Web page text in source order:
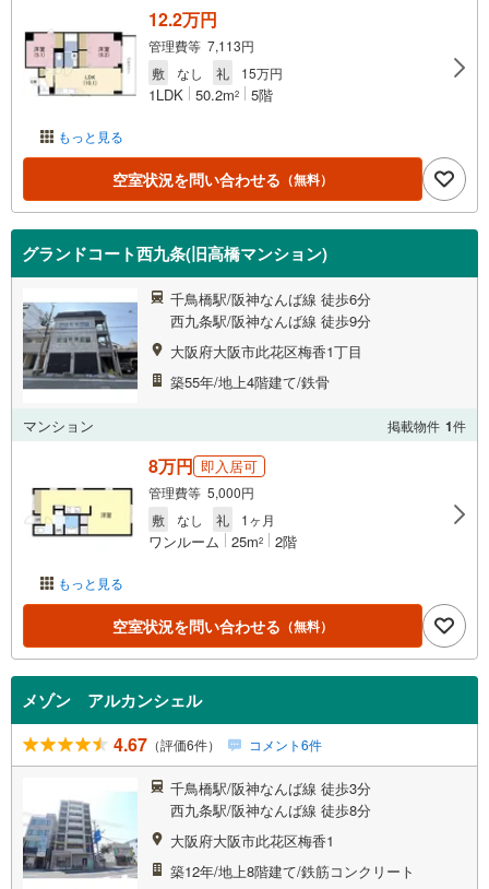
もっと見る
12.2万円
管理費等 7,113円
敷
なし 礼 15万円
1LDK 50.2m2 5階
空室状況を問い合わせる （無料）
グランドコート西九条(旧高橋マンション)
千鳥橋駅/阪神なんば線 徒歩6分
西九条駅/阪神なんば線 徒歩9分
大阪府大阪市此花区梅香1丁目
築55年/地上4階建て/鉄骨
マンション 掲載物件 1件
もっと見る
8万円 即入居可
管理費等 5,000円
敷
なし 礼 1ヶ月
ワンルーム 25m2 2階
空室状況を問い合わせる （無料）
メゾン アルカンシェル
4.67 （評価6件） コメント6件
千鳥橋駅/阪神なんば線 徒歩3分
西九条駅/阪神なんば線 徒歩8分
大阪府大阪市此花区梅香1
築12年/地上8階建て/鉄筋コンクリート